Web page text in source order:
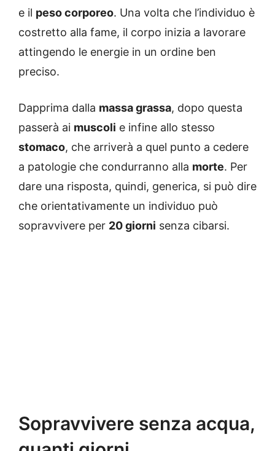
e il peso corporeo. Una volta che l’individuo è
costretto alla fame, il corpo inizia a lavorare
attingendo le energie in un ordine ben
preciso.
Dapprima dalla massa grassa, dopo questa
passerà ai muscoli e infine allo stesso
stomaco, che arriverà a quel punto a cedere
a patologie che condurranno alla morte. Per
dare una risposta, quindi, generica, si può dire
che orientativamente un individuo può
sopravvivere per 20 giorni senza cibarsi.
Sopravvivere senza acqua,